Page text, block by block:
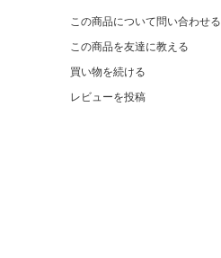
この商品について問い合わせる
この商品を友達に教える
買い物を続ける
レビューを投稿